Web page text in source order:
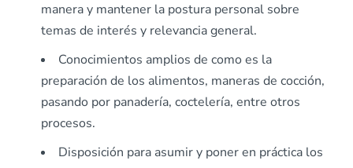
manera y mantener la postura personal sobre
temas de interés y relevancia general.
Conocimientos amplios de como es la
preparación de los alimentos, maneras de cocción,
pasando por panadería, coctelería, entre otros
procesos.
Disposición para asumir y poner en práctica los